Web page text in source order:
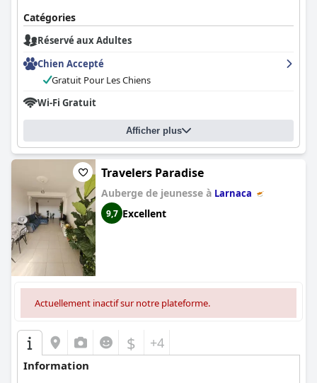
Catégories
Réservé aux Adultes
Chien Accepté
Gratuit Pour Les Chiens
Wi-Fi Gratuit
Afficher plus
Travelers Paradise
Auberge de jeunesse à Larnaca
9,7 Excellent
Actuellement inactif sur notre plateforme.
$ +4
Information